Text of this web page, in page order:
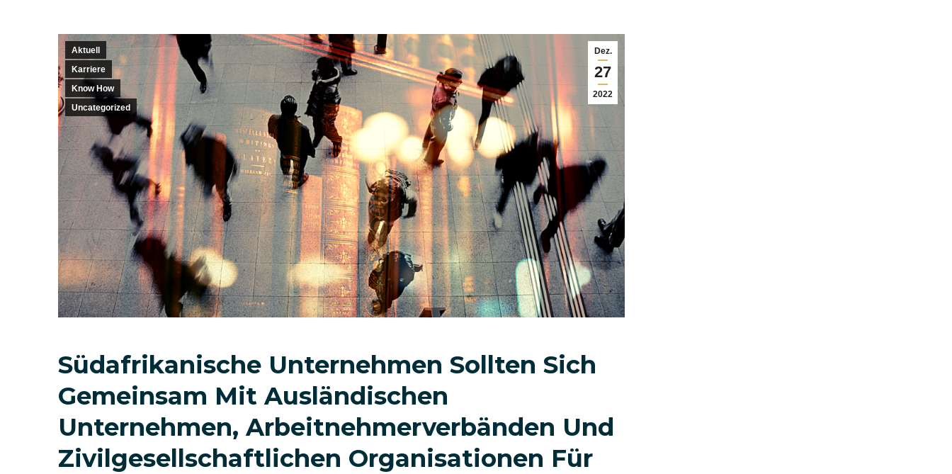
Dez.
27
2022
Aktuell
Karriere
Know How
Uncategorized
Südafrikanische Unternehmen Sollten Sich
Gemeinsam Mit Ausländischen
Unternehmen, Arbeitnehmerverbänden Und
Zivilgesellschaftlichen Organisationen Für